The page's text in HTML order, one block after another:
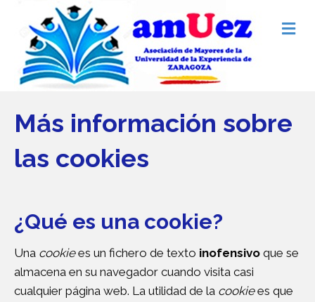
M
e
Más información sobre
las cookies
¿Qué es una cookie?
Una cookiees un fichero de texto inofensivo que se
almacena en su navegador cuando visita casi
cualquier página web. La utilidad de la cookiees que